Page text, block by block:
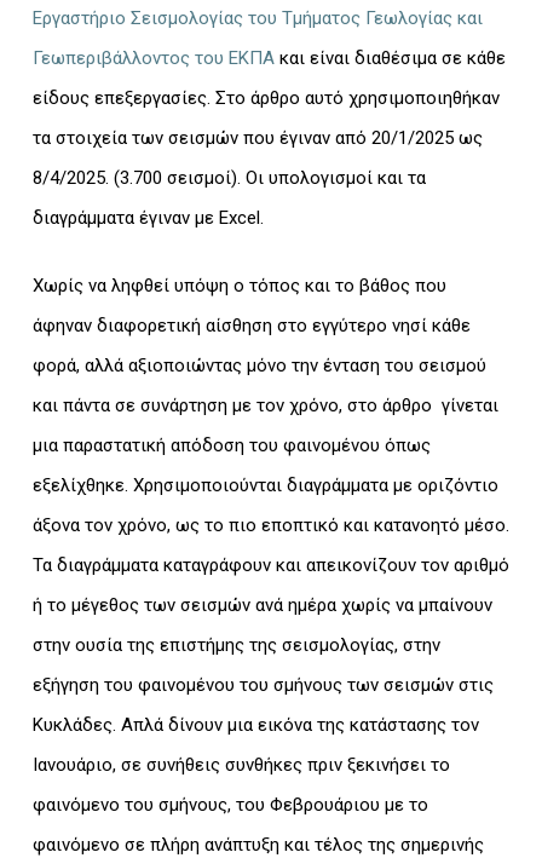
Εργαστήριο Σεισμολογίας του Τμήματος Γεωλογίας και
Γεωπεριβάλλοντος του ΕΚΠΑκαι είναι διαθέσιμα σε κάθε
είδους επεξεργασίες. Στο άρθρο αυτό χρησιμοποιηθήκαν
τα στοιχεία των σεισμών που έγιναν από 20/1/2025 ως
8/4/2025. (3.700 σεισμοί). Οι υπολογισμοί και τα
διαγράμματα έγιναν με Excel.
Χωρίς να ληφθεί υπόψη ο τόπος και το βάθος που
άφηναν διαφορετική αίσθηση στο εγγύτερο νησί κάθε
φορά, αλλά αξιοποιώντας μόνο την ένταση του σεισμού
και πάντα σε συνάρτηση με τον χρόνο, στο άρθρο γίνεται
μια παραστατική απόδοση του φαινομένου όπως
εξελίχθηκε. Χρησιμοποιούνται διαγράμματα με οριζόντιο
άξονα τον χρόνο, ως το πιο εποπτικό και κατανοητό μέσο.
Τα διαγράμματα καταγράφουν και απεικονίζουν τον αριθμό
ή το μέγεθος των σεισμών ανά ημέρα χωρίς να μπαίνουν
στην ουσία της επιστήμης της σεισμολογίας, στην
εξήγηση του φαινομένου του σμήνους των σεισμών στις
Κυκλάδες. Απλά δίνουν μια εικόνα της κατάστασης τον
Ιανουάριο, σε συνήθεις συνθήκες πριν ξεκινήσει το
φαινόμενο του σμήνους, του Φεβρουάριου με το
φαινόμενο σε πλήρη ανάπτυξη και τέλος της σημερινής